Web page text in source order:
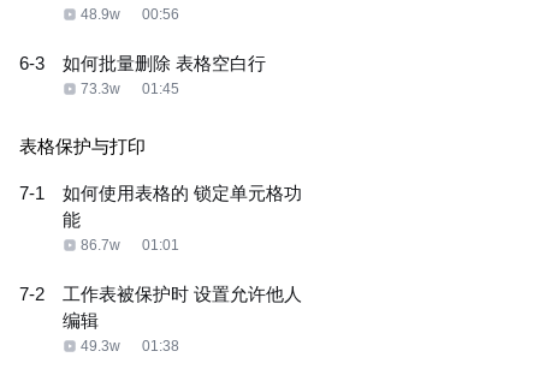
48.9w 00:56
6-3 如何批量删除 表格空白行
73.3w 01:45
表格保护与打印
7-1
如何使用表格的 锁定单元格功
能
86.7w 01:01
7-2
工作表被保护时 设置允许他人
编辑
49.3w 01:38